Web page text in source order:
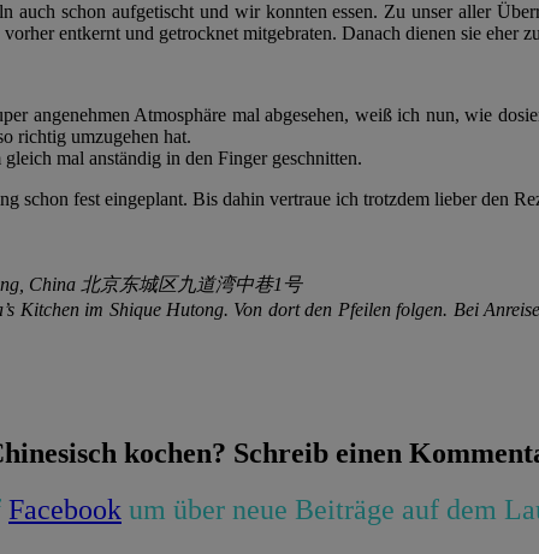
schon aufgetischt und wir konnten essen. Zu unser aller
entkernt und getrocknet mitgebraten. Danach dienen sie eher
angenehmen Atmosphäre mal abgesehen, weiß ich nun, wie
richtig umzugehen hat.
mal anständig in den Finger geschnitten.
schon fest eingeplant. Bis dahin vertraue ich trotzdem lieber den
China 北京东城区九道湾中巷1号
Kitchen im Shique Hutong. Von dort den Pfeilen folgen. Bei
kochen? Schreib einen
Facebook um über neue Beiträge auf dem